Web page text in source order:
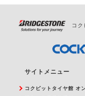
コ
サイトメニュー
コクピットタイヤ館 オ